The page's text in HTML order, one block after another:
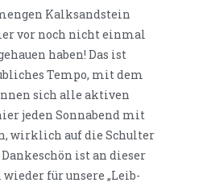
Kalksandstein
vor noch nicht einmal
haben! Das ist
Tempo, mit dem
sich alle aktiven
jeden Sonnabend mit
wirklich auf die Schulter
ist an dieser
für unsere „Leib-